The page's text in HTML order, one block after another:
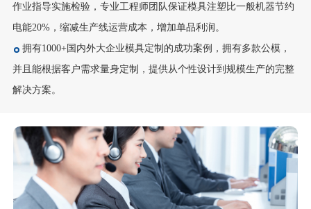
作业指导实施检验，专业工程师团队保证模具注塑比一般机器节约
电能20%，缩减生产线运营成本，增加单品利润。
拥有1000+国内外大企业模具定制的成功案例，拥有多款公模，
并且能根据客户需求量身定制，提供从个性设计到规模生产的完整
解决方案。